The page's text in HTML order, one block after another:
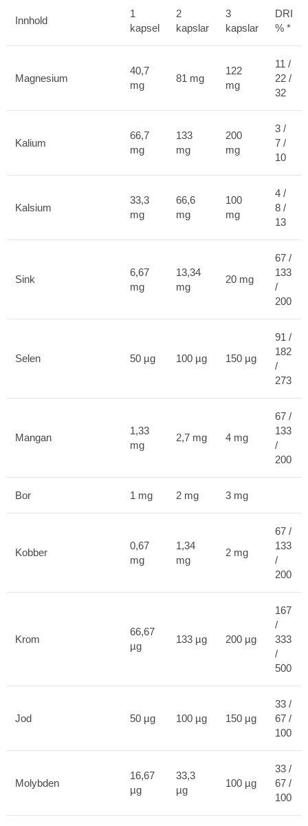
Innhold
1
kapsel
2
kapslar
3
kapslar
DRI
% *
Magnesium
40,7
mg
81 mg
122
mg
11 /
22 /
32
Kalium
66,7
mg
133
mg
200
mg
3 /
7 /
10
Kalsium
33,3
mg
66,6
mg
100
mg
4 /
8 /
13
Sink
6,67
mg
13,34
mg
20 mg
67 /
133
/
200
Selen 50 µg 100 µg 150 µg
91 /
182
/
273
Mangan
1,33
mg
2,7 mg 4 mg
67 /
133
/
200
Bor 1 mg 2 mg 3 mg
Kobber
0,67
mg
1,34
mg
2 mg
67 /
133
/
200
Krom
66,67
µg
133 µg 200 µg
167
/
333
/
500
Jod 50 µg 100 µg 150 µg
33 /
67 /
100
Molybden
16,67
µg
33,3
µg
100 µg
33 /
67 /
100